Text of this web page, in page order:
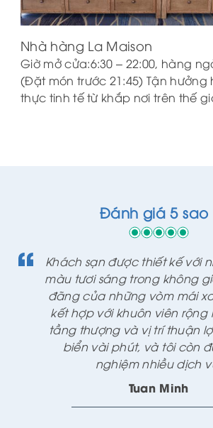
Nhà hàng La Maison
Giờ mở cửa:6:30 – 22:00, hàng
(Đặt món trước 21:45) Tận hưởng
thực tinh tế từ khắp nơi trên thế
Đánh giá 5 sao
Khách sạn được thiết kế với
màu tươi sáng trong không
đãng của những vòm mái
kết hợp với khuôn viên rộng
tầng thượng và vị trí thuận
biển vài phút, và tôi còn
nghiệm nhiều dịch
Tuan Minh